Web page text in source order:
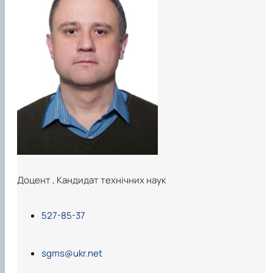
Карлаш Олександр Петрович
Гаркуша Наталія Миколаївна
Кіру Валентина Василівна
Ямков Олександр Володимирович
Білоконь Ольга Борисівна
Тихий Олександр Іванович
527-85-37
sgms@ukr.net
Доцент, Кандидат технічних наук